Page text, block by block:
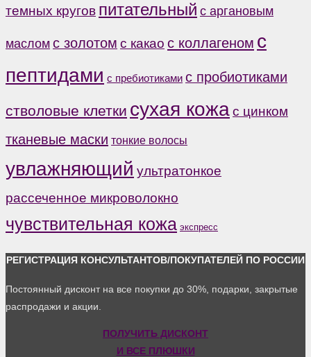
темных кругов питательный с аргановым
маслом с золотом с какао с коллагеном с
пептидами с пребиотиками с пробиотиками
стволовые клетки сухая кожас цинком
тканевые маски тонкие волосы
увлажняющий ультратонкое
рассеченное микроволокно
чувствительная кожа экспресс
РЕГИСТРАЦИЯ КОНСУЛЬТАНТОВ/ПОКУПАТЕЛЕЙ ПО РОССИИ
Постоянный дисконт на все покупки до 30%, подарки, закрытые
распродажи и акции.
ПОЛУЧИТЬ ДИСКОНТ
И ВСЕ ПЛЮШКИ